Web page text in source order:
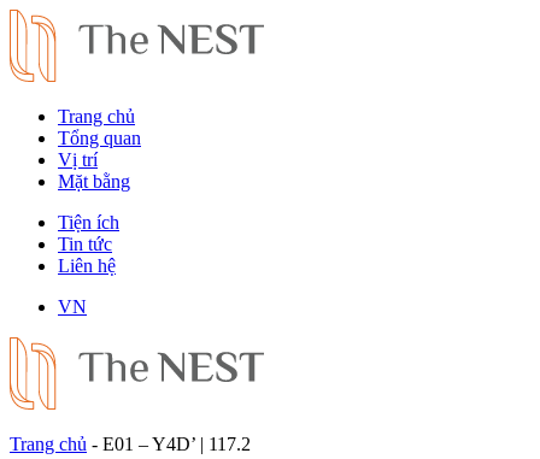
Trang chủ
Tổng quan
Vị trí
Mặt bằng
Tiện ích
Tin tức
Liên hệ
VN
Trang chủ - E01 – Y4D’ | 117.2